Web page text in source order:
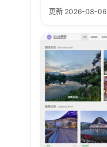
更新 2026-08-06